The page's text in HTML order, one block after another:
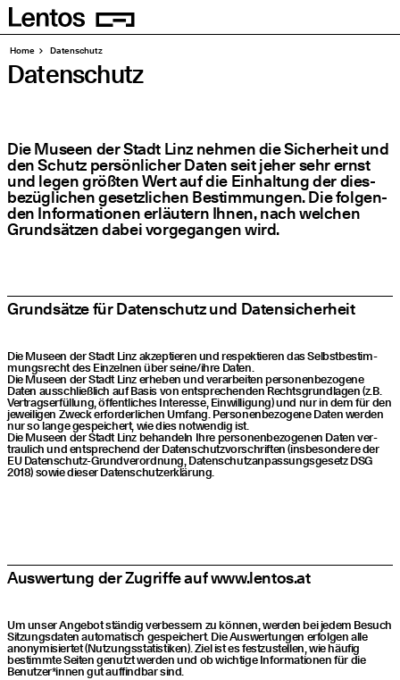
Homepage
Seiten
Home Daten­schutz
Daten­schutz
Die Muse­en der Stadt Linz neh­men die Sicher­heit und
den Schutz per­sön­li­cher Daten seit jeher sehr ernst
und legen größ­ten Wert auf die Ein­hal­tung der dies­
be­züg­li­chen gesetz­li­chen Bestim­mun­gen. Die fol­gen­
den Infor­ma­tio­nen erläu­tern Ihnen, nach wel­chen
Grund­sät­zen dabei vor­ge­gan­gen wird.
Grund­sät­ze für Daten­schutz und Datensicherheit
Die Muse­en der Stadt Linz akzep­tie­ren und respek­tie­ren das Selbst­be­stim­
mungs­recht des Ein­zel­nen über seine/​ihre Daten.
Die Muse­en der Stadt Linz erhe­ben und ver­ar­bei­ten per­so­nen­be­zo­ge­ne
Daten aus­schließ­lich auf Basis von ent­spre­chen­den Rechts­grund­la­gen (z.B.
Ver­trags­er­fül­lung, öffent­li­ches Inter­es­se, Ein­wil­li­gung) und nur in dem für den
jewei­li­gen Zweck erfor­der­li­chen Umfang. Per­so­nen­be­zo­ge­ne Daten wer­den
nur so lan­ge gespei­chert, wie dies not­wen­dig ist.
Die Muse­en der Stadt Linz behan­deln Ihre per­so­nen­be­zo­ge­nen Daten ver­
trau­lich und ent­spre­chend der Daten­schutz­vor­schrif­ten (ins­be­son­de­re der
EU Daten­schutz-Grund­ver­ord­nung, Daten­schutz­an­pas­sungs­ge­setz DSG
2018) sowie die­ser Datenschutzerklärung.
Aus­wer­tung der Zugrif­fe auf www​.lentos​.at
Um unser Ange­bot stän­dig ver­bes­sern zu kön­nen, wer­den bei jedem Besuch
Sit­zungs­da­ten auto­ma­tisch gespei­chert. Die Aus­wer­tun­gen erfol­gen alle
anony­mi­sier­tet (Nut­zungs­sta­tis­ti­ken). Ziel ist es fest­zu­stel­len, wie häu­fig
bestimm­te Sei­ten genutzt wer­den und ob wich­ti­ge Infor­ma­tio­nen für die
Benutzer*innen gut auf­find­bar sind.